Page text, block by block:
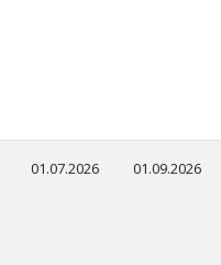
01.07.2026 01.09.2026